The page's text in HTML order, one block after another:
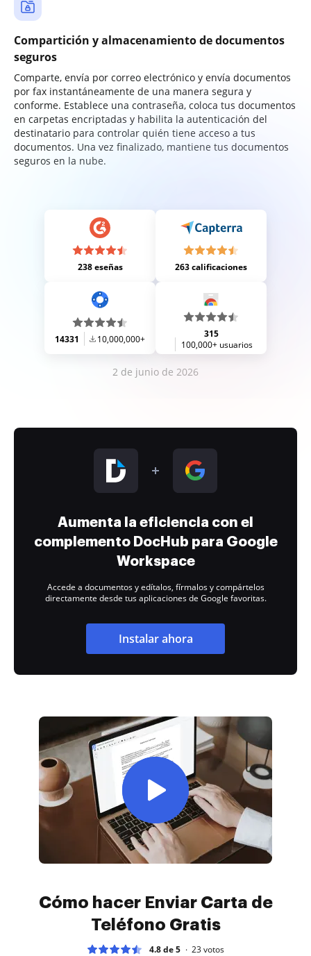
Compartición y almacenamiento de documentos
seguros
Comparte, envía por correo electrónico y envía documentos
por fax instantáneamente de una manera segura y
conforme. Establece una contraseña, coloca tus documentos
en carpetas encriptadas y habilita la autenticación del
destinatario para controlar quién tiene acceso a tus
documentos. Una vez finalizado, mantiene tus documentos
seguros en la nube.
238 eseñas 263 calificaciones
14331 10,000,000+
315
100,000+ usuarios
2 de junio de 2026
Aumenta la eficiencia con el
complemento DocHub para Google
Workspace
Accede a documentos y edítalos, fírmalos y compártelos
directamente desde tus aplicaciones de Google favoritas.
Instalar ahora
Cómo hacer Enviar Carta de
Teléfono Gratis
4.8 de 5 23votos